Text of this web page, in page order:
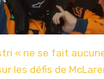
« ne se fait
les défis de